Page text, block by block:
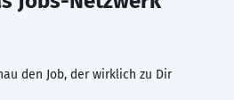
den Job, der wirklich zu Dir